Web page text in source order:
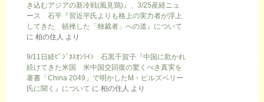
き込むアジアの新冷戦(風見鶏)』、3/25産経ニュ
ース 石平『習近平氏よりも格上の実力者が浮上
してきた 頓挫した「独裁者」への道』について
に 柏の住人 より
9/11日経ﾋﾞｼﾞﾈｽｵﾝﾗｲﾝ 石黒千賀子『中国に欺かれ
続けてきた米国 米中国交回復の驚くべき真実を
著書「China 2049」で明かしたM・ピルズベリー
氏に聞く』について に 柏の住人 より